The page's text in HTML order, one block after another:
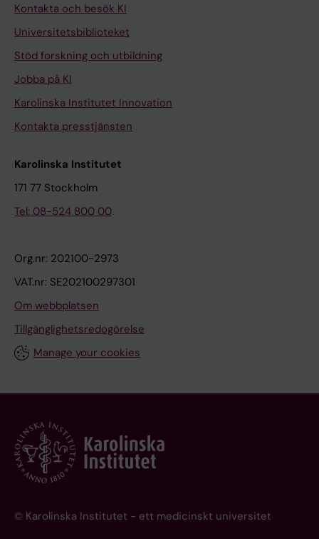
Kontakta och besök KI
Universitetsbiblioteket
Stöd forskning och utbildning
Jobba på KI
Karolinska Institutet Innovation
Kontakta presstjänsten
Karolinska Institutet
171 77 Stockholm
Tel: 08-524 800 00
Org.nr: 202100-2973
VAT.nr: SE202100297301
Om webbplatsen
Tillgänglighetsredogörelse
Manage your cookies
© Karolinska Institutet - ett medicinskt universitet